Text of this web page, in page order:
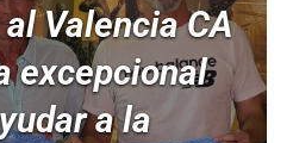
Valencia CA
excepcional
a la